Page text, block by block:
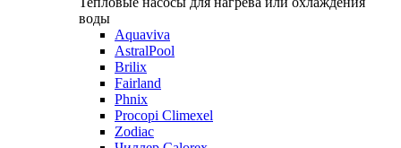
воды
Aquaviva
AstralPool
Brilix
Fairland
Phnix
Procopi Climexel
Zodiac